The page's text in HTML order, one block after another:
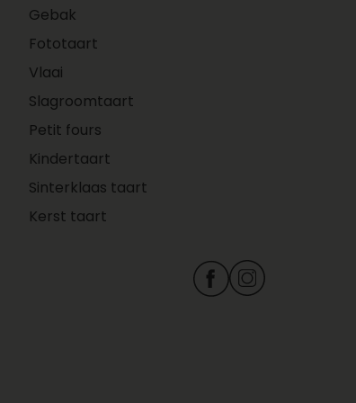
Gebak
Fototaart
Vlaai
Slagroomtaart
Petit fours
Kindertaart
Sinterklaas taart
Kerst taart